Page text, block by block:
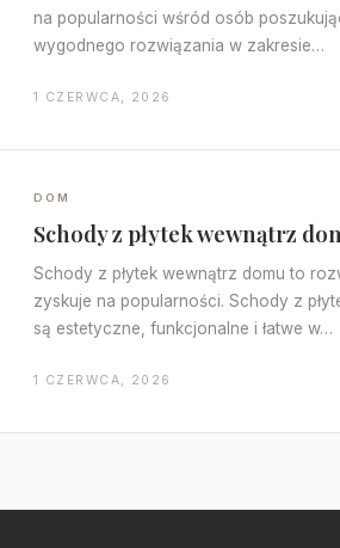
na popularności wśród osób
wygodnego rozwiązania w zakresie…
1 CZERWCA, 2026
DOM
Schody z płytek wewnątrz
Schody z płytek wewnątrz domu to
zyskuje na popularności. Schody z
są estetyczne, funkcjonalne i łatwe w…
1 CZERWCA, 2026